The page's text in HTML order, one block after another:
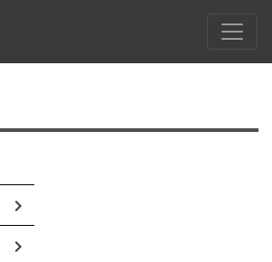
keyboard_arrow_right
keyboard_arrow_right